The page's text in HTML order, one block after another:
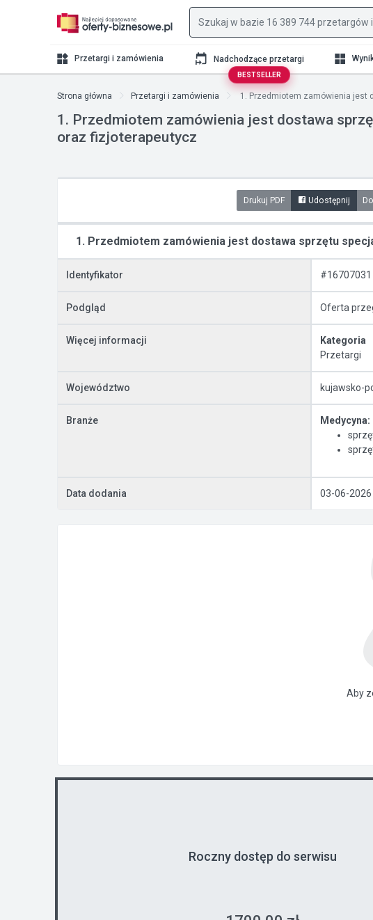
Przetargi i zamówienia Nadchodzące przetargi
BESTSELLER
Strona główna Przetargi i zamówienia 1. Przedmiotem zamówienia jest
1. Przedmiotem zamówienia jest dostawa
oraz fizjoterapeutycz
Drukuj PDF Udostępnij
1. Przedmiotem zamówienia jest dostawa sprzętu
Identyfikator #16707031
Podgląd Oferta
Więcej informacji
Kategoria
Przetargi
Województwo kujawsko-
Branże
Medycyna:
Data dodania 03-06-2026
Aby
Roczny dostęp do serwisu